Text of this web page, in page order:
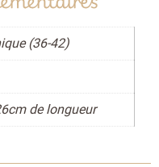
(36-42)
de longueur